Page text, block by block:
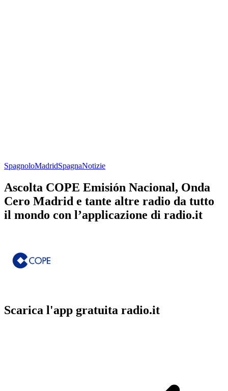
SpagnoloMadridSpagnaNotizie
Ascolta COPE Emisión Nacional, Onda
Cero Madrid e tante altre radio da tutto
il mondo con l’applicazione di radio.it
Scarica l'app gratuita radio.it